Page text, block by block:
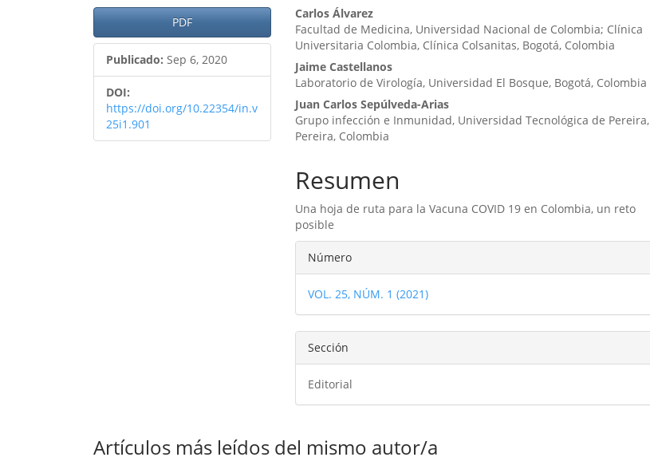
PDF
Publicado: Sep 6, 2020
DOI:
https://doi.org/10.22354/in.v
25i1.901
Carlos Álvarez
Facultad de Medicina, Universidad Nacional de Colombia; Clínica
Universitaria Colombia, Clínica Colsanitas, Bogotá, Colombia
Jaime Castellanos
Laboratorio de Virología, Universidad El Bosque, Bogotá, Colombia
Juan Carlos Sepúlveda-Arias
Grupo infección e Inmunidad, Universidad Tecnológica de Pereira,
Pereira, Colombia
Resumen
Una hoja de ruta para la Vacuna COVID 19 en Colombia, un reto
posible
Detalles
del
artículo
Número
VOL. 25, NÚM. 1 (2021)
Sección
Editorial
Artículos más leídos del mismo autor/a